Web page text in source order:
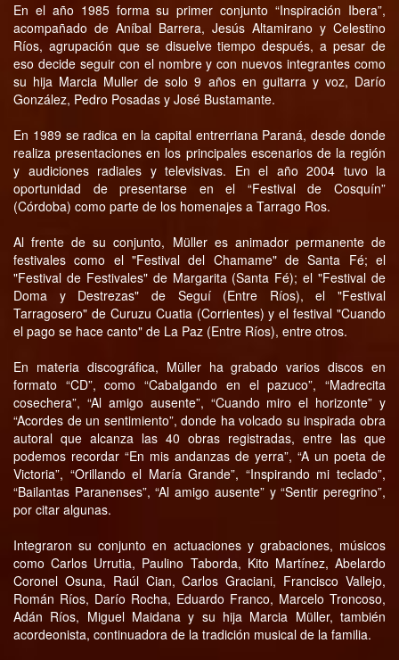
En el año 1985 forma su primer conjunto “Inspiración Ibera”,
acompañado de Aníbal Barrera, Jesús Altamirano y Celestino
Ríos, agrupación que se disuelve tiempo después, a pesar de
eso decide seguir con el nombre y con nuevos integrantes como
su hija Marcia Muller de solo 9 años en guitarra y voz, Darío
González, Pedro Posadas y José Bustamante.
En 1989 se radica en la capital entrerriana Paraná, desde donde
realiza presentaciones en los principales escenarios de la región
y audiciones radiales y televisivas. En el año 2004 tuvo la
oportunidad de presentarse en el “Festival de Cosquín”
(Córdoba) como parte de los homenajes a Tarrago Ros.
Al frente de su conjunto, Müller es animador permanente de
festivales como el "Festival del Chamame" de Santa Fé; el
"Festival de Festivales" de Margarita (Santa Fé); el "Festival de
Doma y Destrezas" de Seguí (Entre Ríos), el "Festival
Tarragosero" de Curuzu Cuatia (Corrientes) y el festival "Cuando
el pago se hace canto" de La Paz (Entre Ríos), entre otros.
En materia discográfica, Müller ha grabado varios discos en
formato “CD”, como “Cabalgando en el pazuco”, “Madrecita
cosechera”, “Al amigo ausente”, “Cuando miro el horizonte” y
“Acordes de un sentimiento”, donde ha volcado su inspirada obra
autoral que alcanza las 40 obras registradas, entre las que
podemos recordar “En mis andanzas de yerra”, “A un poeta de
Victoria”, “Orillando el María Grande”, “Inspirando mi teclado”,
“Bailantas Paranenses”, “Al amigo ausente” y “Sentir peregrino”,
por citar algunas.
Integraron su conjunto en actuaciones y grabaciones, músicos
como Carlos Urrutia, Paulino Taborda, Kito Martínez, Abelardo
Coronel Osuna, Raúl Cian, Carlos Graciani, Francisco Vallejo,
Román Ríos, Darío Rocha, Eduardo Franco, Marcelo Troncoso,
Adán Ríos, Miguel Maidana y su hija Marcia Müller, también
acordeonista, continuadora de la tradición musical de la familia.